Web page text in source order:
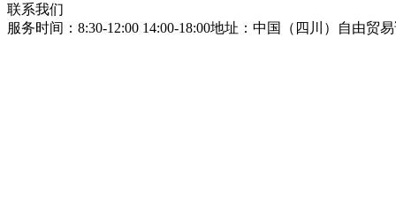
联系我们
服务时间：8:30-12:00 14:00-18:00地址：中国（四川）自由贸